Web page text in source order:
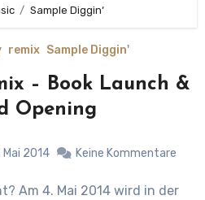
Sample Diggin‘
remix Sample Diggin'
– Book Launch &
Opening
Mai 2014 Keine Kommentare